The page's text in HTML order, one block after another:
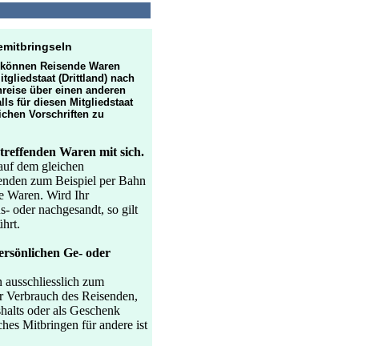
Reisende Waren
(Drittland) nach
über einen anderen
für diesen Mitgliedstaat
Vorschriften zu
Waren mit sich.
dem gleichen
zum Beispiel per Bahn
Waren. Wird Ihr
oder nachgesandt, so gilt
Ge- oder
zum
des Reisenden,
oder als Geschenk
Mitbringen für andere ist